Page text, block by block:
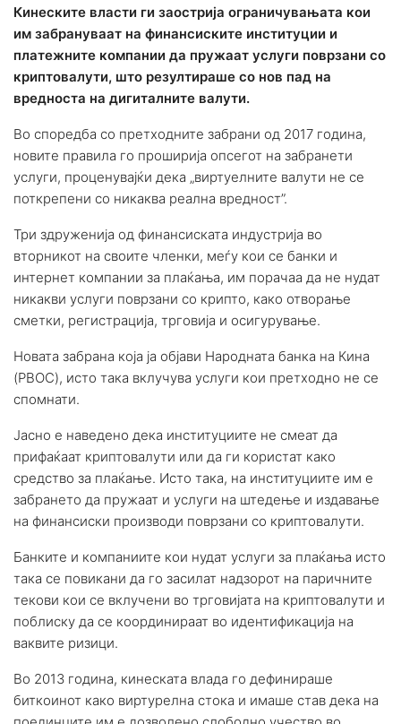
Кинеските власти ги заострија ограничувањата кои
им забрануваат на финансиските институции и
платежните компании да пружаат услуги поврзани со
криптовалути, што резултираше со нов пад на
вредноста на дигиталните валути.
Во споредба со претходните забрани од 2017 година,
новите правила го проширија опсегот на забранети
услуги, проценувајќи дека „виртуелните валути не се
поткрепени со никаква реална вредност”.
Три здруженија од финансиската индустрија во
вторникот на своите членки, меѓу кои се банки и
интернет компании за плаќања, им порачаа да не нудат
никакви услуги поврзани со крипто, како отворање
сметки, регистрација, трговија и осигурување.
Новата забрана која ја објави Народната банка на Кина
(PBOC), исто така вклучува услуги кои претходно не се
спомнати.
Јасно е наведено дека институциите не смеат да
прифаќаат криптовалути или да ги користат како
средство за плаќање. Исто така, на институциите им е
забрането да пружаат и услуги на штедење и издавање
на финансиски производи поврзани со криптовалути.
Банките и компаниите кои нудат услуги за плаќања исто
така се повикани да го засилат надзорот на паричните
текови кои се вклучени во трговијата на криптовалути и
поблиску да се координираат во идентификација на
ваквите ризици.
Во 2013 година, кинеската влада го дефинираше
биткоинот како виртурелна стока и имаше став дека на